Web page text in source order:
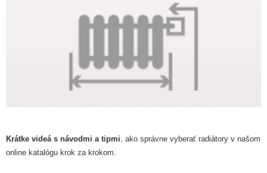
Krátke videá s návodmi a tipmi, ako správne vyberať radiátory v našom
online katalógu krok za krokom.